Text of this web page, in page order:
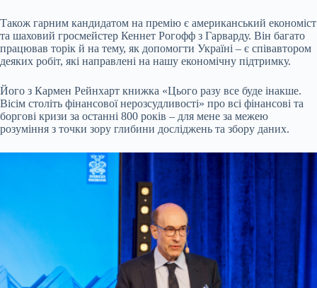
Також гарним кандидатом на премію є американський економіст
та шаховий гросмейстер Кеннет Рогофф з Гарварду. Він багато
працював торік й на тему, як допомогти Україні – є співавтором
деяких робіт, які направлені на нашу економічну підтримку.
Його з Кармен Рейнхарт книжка «Цього разу все буде інакше.
Вісім століть фінансової нерозсудливості» про всі фінансові та
боргові кризи за останні 800 років – для мене за межею
розуміння з точки зору глибини досліджень та збору даних.